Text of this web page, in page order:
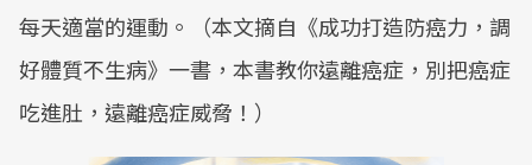
每天適當的運動。（本文摘自《成功打造防癌力，調
好體質不生病》一書，本書教你遠離癌症，別把癌症
吃進肚，遠離癌症威脅！）